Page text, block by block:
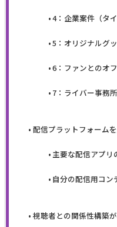
4：企業案件（タ
5：オリジナルグ
6：ファンとのオ
7：ライバー事務
配信プラットフォーム
主要な配信アプリ
自分の配信用コン
視聴者との関係性構築